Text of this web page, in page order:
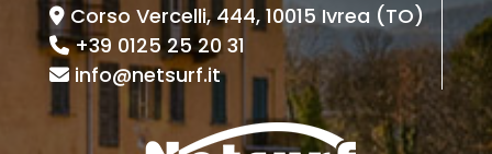
Corso Vercelli, 444, 10015 Ivrea (TO)
+39 0125 25 20 31
info@netsurf.it